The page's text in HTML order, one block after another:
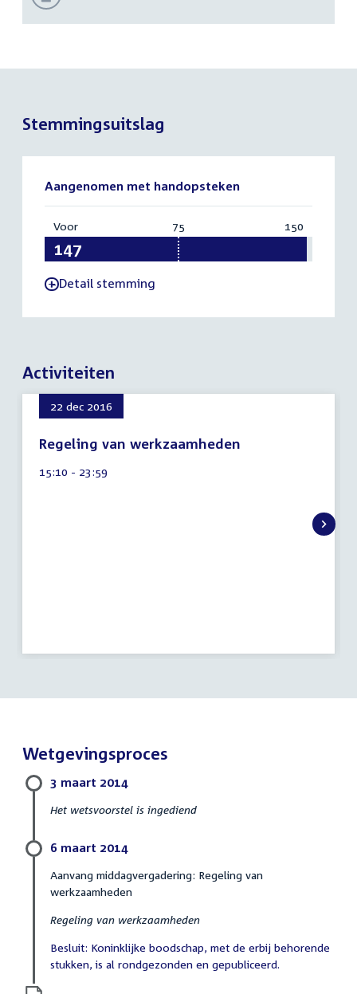
Stemmingsuitslag
Aangenomen met handopsteken
Voor:
147
75 150
-Detail stemming
Activiteiten
22 dec 2016
Regeling van werkzaamheden
augustus
Tijd
15:10 - 23:59
Wetgevingsproces
3 maart 2014
Het wetsvoorstel is ingediend
6 maart 2014
Aanvang middagvergadering: Regeling van
werkzaamheden
Regeling van werkzaamheden
Besluit: Koninklijke boodschap, met de erbij behorende
stukken, is al rondgezonden en gepubliceerd.